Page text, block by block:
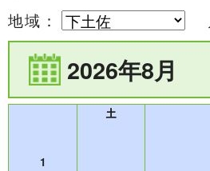
地域：
2026年8月
1